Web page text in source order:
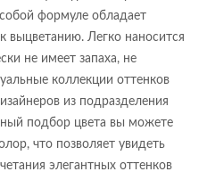
формуле обладает
выцветанию. Легко наносится
не имеет запаха, не
коллекции оттенков
из подразделения
подбор цвета вы можете
что позволяет увидеть
элегантных оттенков